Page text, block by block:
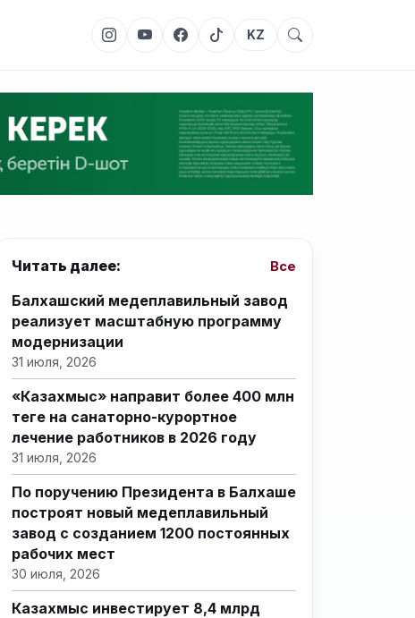
KZ
Читать далее: Все
Балхашский медеплавильный завод
реализует масштабную программу
модернизации
31 июля, 2026
«Казахмыс» направит более 400 млн
теңге на санаторно-курортное
лечение работников в 2026 году
31 июля, 2026
По поручению Президента в Балхаше
построят новый медеплавильный
завод с созданием 1200 постоянных
рабочих мест
30 июля, 2026
Казахмыс инвестирует 8,4 млрд